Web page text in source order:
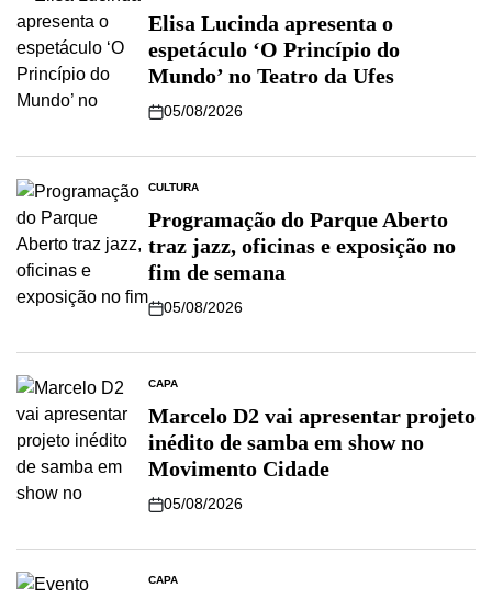
Elisa Lucinda apresenta o
espetáculo ‘O Princípio do
Mundo’ no Teatro da Ufes
05/08/2026
CULTURA
Programação do Parque Aberto
traz jazz, oficinas e exposição no
fim de semana
05/08/2026
CAPA
Marcelo D2 vai apresentar projeto
inédito de samba em show no
Movimento Cidade
05/08/2026
CAPA